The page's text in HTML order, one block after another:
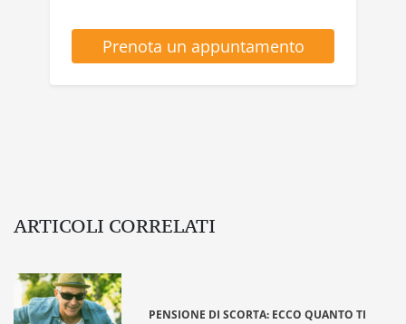
Prenota un appuntamento
ARTICOLI CORRELATI
PENSIONE DI SCORTA: ECCO QUANTO TI